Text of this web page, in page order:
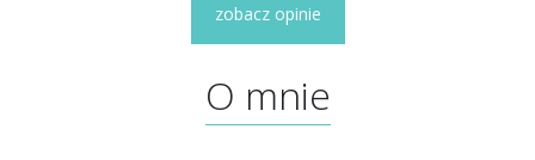
zobacz opinie
O mnie